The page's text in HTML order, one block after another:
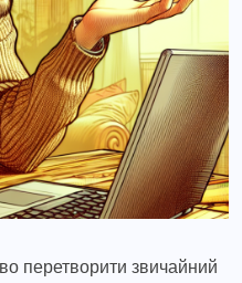
перетворити звичайний